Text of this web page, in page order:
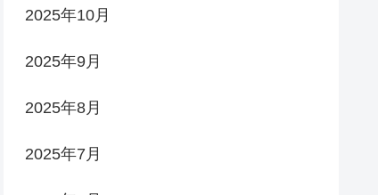
2025年10月
2025年9月
2025年8月
2025年7月